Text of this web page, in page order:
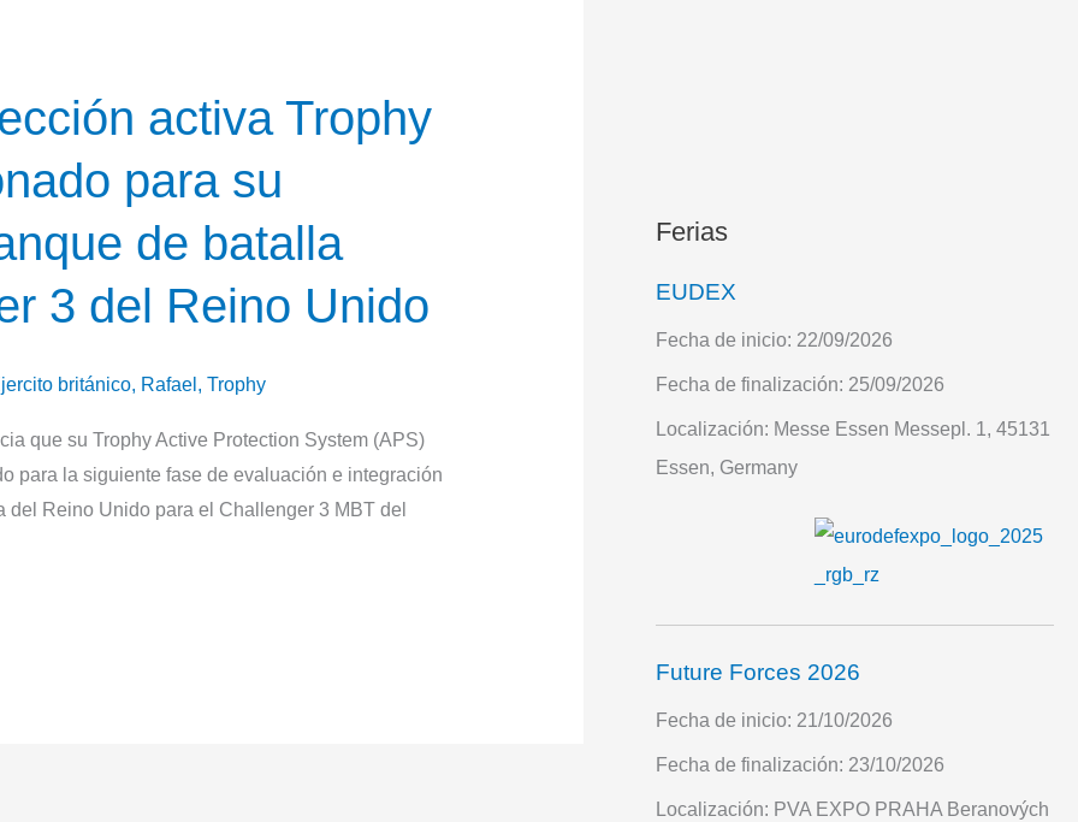
activa Trophy
para su
de batalla
3 del Reino Unido
británico, Rafael , Trophy
que su Trophy Active Protection System (APS)
para la siguiente fase de evaluación e integración
Reino Unido para el Challenger 3 MBT del
Ferias
EUDEX
Fecha de inicio: 22/09/2026
Fecha de finalización: 25/09/2026
Localización: Messe Essen Messepl. 1, 45131
Essen, Germany
Future Forces 2026
Fecha de inicio: 21/10/2026
Fecha de finalización: 23/10/2026
Localización: PVA EXPO PRAHA Beranových